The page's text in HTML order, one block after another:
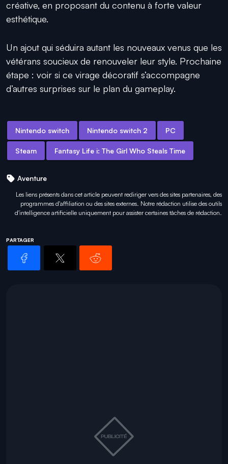
créative, en proposant du contenu à forte valeur
esthétique.
Un ajout qui séduira autant les nouveaux venus que les
vétérans soucieux de renouveler leur style. Prochaine
étape : voir si ce virage décoratif s’accompagne
d’autres surprises sur le plan du gameplay.
Nintendo switch Nintendo switch 2 PC
Steam Fantasy Life i: The Girl Who Steals Time
Aventure
Les liens présents dans cet article peuvent rediriger vers des sites partenaires, des
programmes d'affiliation ou des sites externes. Notre rédaction utilise des outils
d'intelligence artificielle uniquement pourassister certaines tâches de rédaction.
PARTAGER